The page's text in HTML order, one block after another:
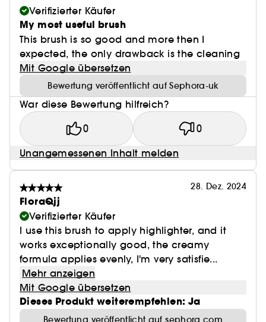
Verifizierter Käufer
My most useful brush
This brush is so good and more then I
expected, the only drawback is the cleaning
Mit Google übersetzen
Bewertung veröffentlicht auf Sephora-uk
War diese Bewertung hilfreich?
0 0
Unangemessenen Inhalt melden
28. Dez. 2024
FloraQjj
Verifizierter Käufer
I use this brush to apply highlighter, and it
works exceptionally good, the creamy
formula applies evenly, I'm very satisfie...
Mehr anzeigen
Mit Google übersetzen
Dieses Produkt weiterempfehlen: Ja
Bewertung veröffentlicht auf sephora.com